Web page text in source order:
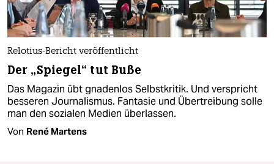
Relotius-Bericht veröffentlicht
Der „Spiegel“ tut Buße
Das Magazin übt gnadenlos Selbstkritik. Und verspricht
besseren Journalismus. Fantasie und Übertreibung solle
man den sozialen Medien überlassen.
Von René Martens